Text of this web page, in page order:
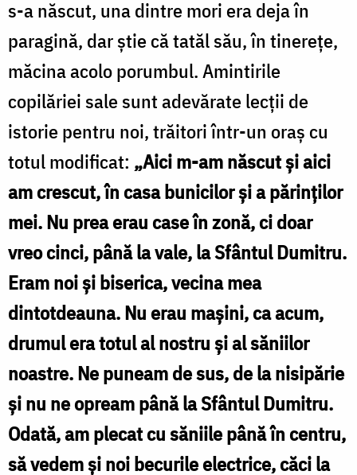
s-a născut, una dintre mori era deja în
paragină, dar ştie că tatăl său, în tinerețe,
măcina acolo porumbul. Amintirile
copilăriei sale sunt adevărate lecții de
istorie pentru noi, trăitori într-un oraș cu
totul modificat: „Aici m-am născut şi aici
am crescut, în casa bunicilor şi a părinţilor
mei. Nu prea erau case în zonă, ci doar
vreo cinci, până la vale, la Sfântul Dumitru.
Eram noi şi biserica, vecina mea
dintotdeauna. Nu erau maşini, ca acum,
drumul era totul al nostru şi al săniilor
noastre. Ne puneam de sus, de la nisipărie
şi nu ne opream până la Sfântul Dumitru.
Odată, am plecat cu săniile până în centru,
să vedem şi noi becurile electrice, căci la